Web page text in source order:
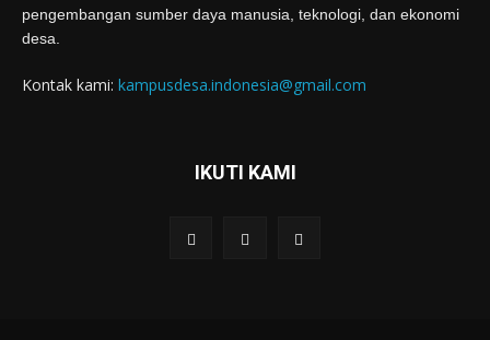
pengembangan sumber daya manusia, teknologi, dan ekonomi
desa.
Kontak kami: kampusdesa.indonesia@gmail.com
IKUTI KAMI